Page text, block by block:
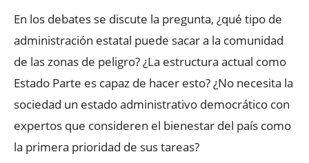
En los debates se discute la pregunta, ¿qué tipo de
administración estatal puede sacar a la comunidad
de las zonas de peligro? ¿La estructura actual como
Estado Parte es capaz de hacer esto? ¿No necesita la
sociedad un estado administrativo democrático con
expertos que consideren el bienestar del país como
la primera prioridad de sus tareas?